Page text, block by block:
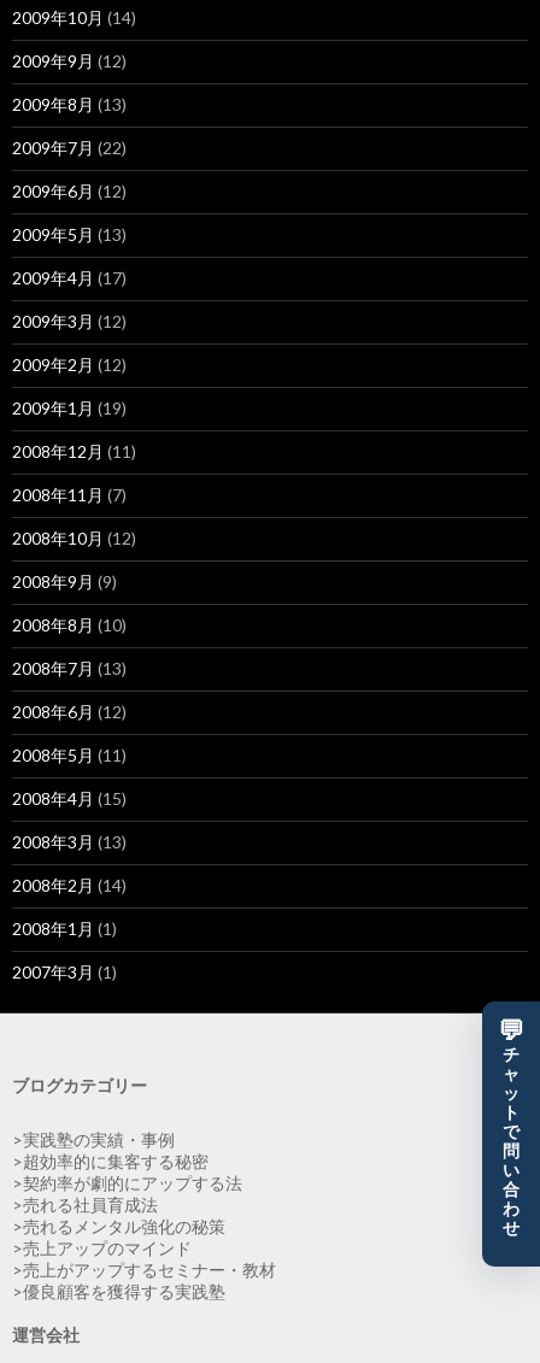
2009年10月 (14)
2009年9月 (12)
2009年8月 (13)
2009年7月 (22)
2009年6月 (12)
2009年5月 (13)
2009年4月 (17)
2009年3月 (12)
2009年2月 (12)
2009年1月 (19)
2008年12月 (11)
2008年11月 (7)
2008年10月 (12)
2008年9月 (9)
2008年8月 (10)
2008年7月 (13)
2008年6月 (12)
2008年5月 (11)
2008年4月 (15)
2008年3月 (13)
2008年2月 (14)
2008年1月 (1)
2007年3月 (1)
ブログカテゴリー
>実践塾の実績・事例
>超効率的に集客する秘密
>契約率が劇的にアップする法
>売れる社員育成法
>売れるメンタル強化の秘策
>売上アップのマインド
>売上がアップするセミナー・教材
>優良顧客を獲得する実践塾
運営会社
💬
チ
ャ
ッ
ト
で
問
い
合
わ
せ